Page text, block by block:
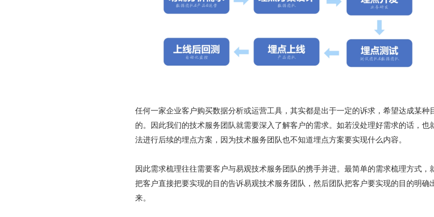
任何一家企业客户购买数据分析或运营工具，其实都是出于一定的诉求，希望达成某种
的。因此我们的技术服务团队就需要深入了解客户的需求。如若没处理好需求的话，也
法进行后续的埋点方案，因为技术服务团队也不知道埋点方案要实现什么内容。
因此需求梳理往往需要客户与易观技术服务团队的携手并进。最简单的需求梳理方式，
把客户直接把要实现的目的告诉易观技术服务团队，然后团队把客户要实现的目的明确
来。